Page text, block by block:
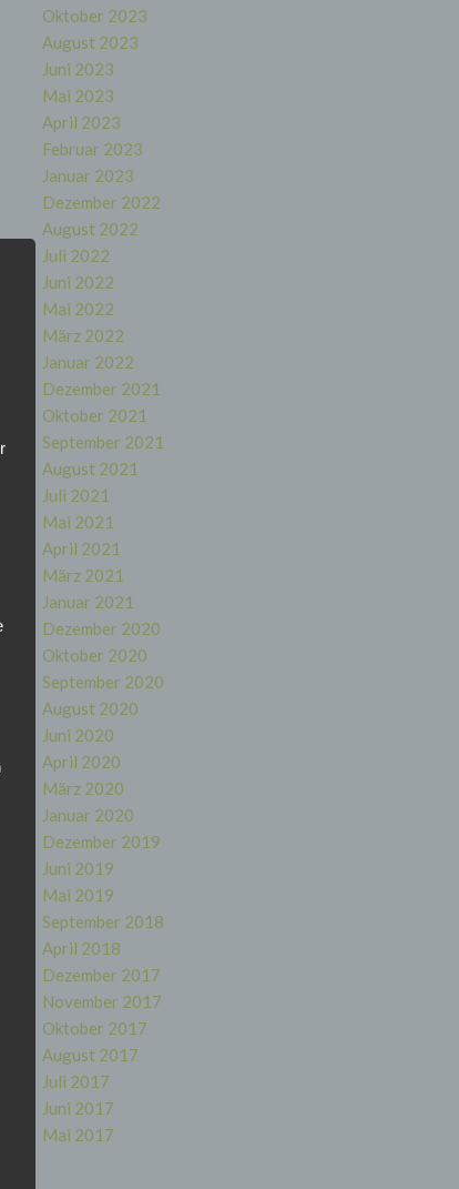
Oktober 2023
August 2023
Juni 2023
Mai 2023
April 2023
Februar 2023
Januar 2023
Dezember 2022
August 2022
Juli 2022
Juni 2022
Mai 2022
März 2022
Januar 2022
Dezember 2021
Oktober 2021
September 2021
August 2021
Juli 2021
Mai 2021
April 2021
März 2021
Januar 2021
Dezember 2020
Oktober 2020
September 2020
August 2020
Juni 2020
April 2020
März 2020
Januar 2020
Dezember 2019
Juni 2019
Mai 2019
September 2018
April 2018
Dezember 2017
November 2017
Oktober 2017
August 2017
Juli 2017
Juni 2017
Mai 2017